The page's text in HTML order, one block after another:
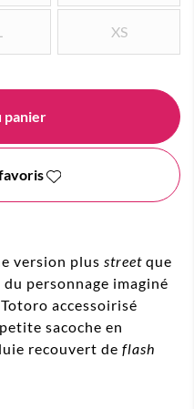
XS
panier
version plus street que
personnage imaginé
accessoirisé
sacoche en
recouvert de flash